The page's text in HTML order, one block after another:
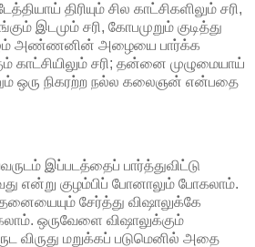
திரியும் சில காட்சிகளிலும் சரி,
இடமும் சரி, கோபமுறும் குடித்து
அண்ணனின் அழையை பார்க்க
காட்சியிலும் சரி; தன்னை முழுமையாய்
ஒரு நிகரற்ற நல்ல கலைஞன் என்பதை
இப்படத்தைப் பார்த்துவிட்டு
என்று குழம்பிப் போனாலும் போகலாம்.
சேர்த்து விஷாலுக்கே
ஒருவேளை விஷாலுக்கும்
விருது மறுக்கப் படுமெனில் அதை